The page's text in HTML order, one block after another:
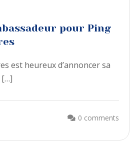
pour Ping
est heureux d’annoncer sa
[…]
0 comments